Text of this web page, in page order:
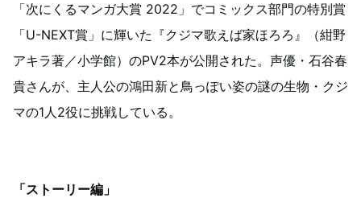
「次にくるマンガ大賞 2022」でコミックス部門の特別賞
「U-NEXT賞」に輝いた『クジマ歌えば家ほろろ』（紺野
アキラ著／小学館）のPV2本が公開された。声優・石谷春
貴さんが、主人公の鴻田新と鳥っぽい姿の謎の生物・クジ
マの1人2役に挑戦している。
「ストーリー編」